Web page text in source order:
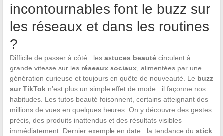
incontournables font le buzz sur
les réseaux et dans les routines
?
Difficile de passer à côté : les astuces beautécirculent à
grande vitesse sur les réseaux sociaux, alimentées par une
génération curieuse et toujours en quête de nouveauté. Le buzz
sur TikTokn’est plus un simple effet de mode : il façonne nos
habitudes. Les tutos beauté foisonnent, certains atteignant des
millions de vues en quelques heures. On y découvre des gestes
précis, des produits inattendus et des résultats visibles
immédiatement. Dernier exemple en date : la tendance du stick